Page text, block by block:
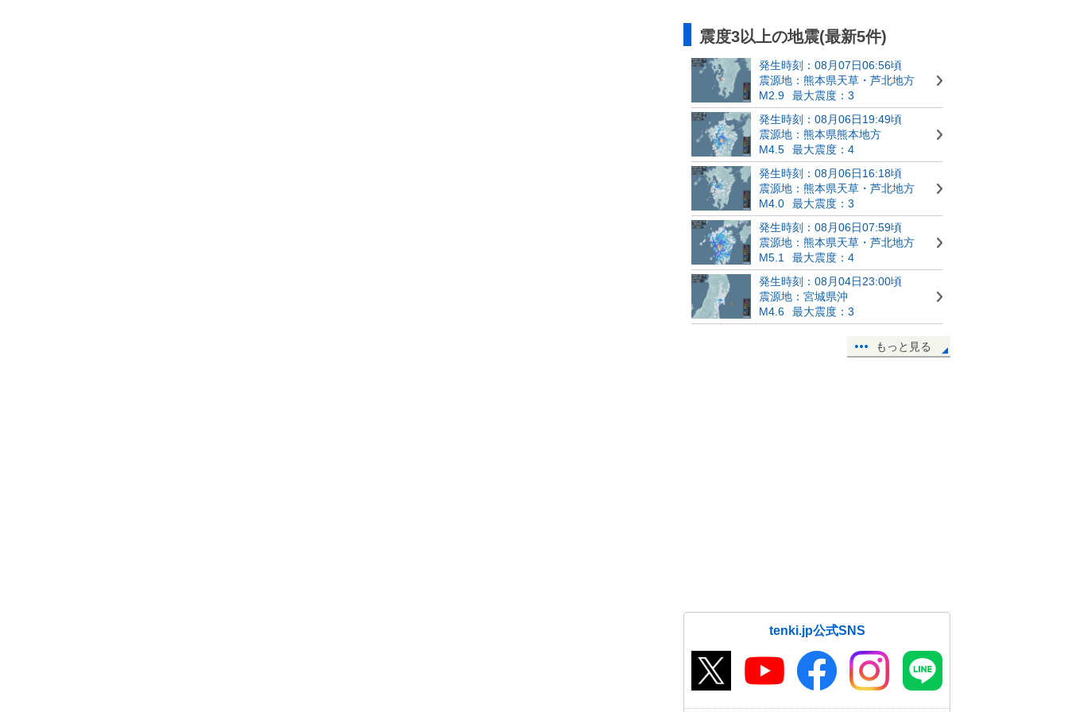
震度3以上の地震(最新5件)
発生時刻：08月07日06:56頃
震源地：熊本県天草・芦北地方
M2.9
最大震度：3
発生時刻：08月06日19:49頃
震源地：熊本県熊本地方
M4.5
最大震度：4
発生時刻：08月06日16:18頃
震源地：熊本県天草・芦北地方
M4.0
最大震度：3
発生時刻：08月06日07:59頃
震源地：熊本県天草・芦北地方
M5.1
最大震度：4
発生時刻：08月04日23:00頃
震源地：宮城県沖
M4.6
最大震度：3
もっと見る
tenki.jp公式SNS